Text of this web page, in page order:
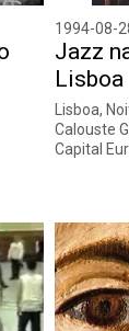
1994-08-
Jazz
Lisboa
Lisboa,
Calouste
Capital